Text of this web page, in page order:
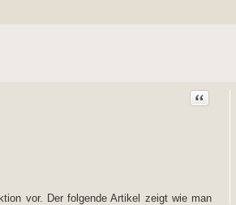
Zitat
vor. Der folgende Artikel zeigt wie man